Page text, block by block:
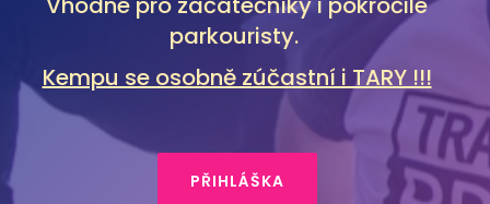
parkouristy.
Kempu se osobně zúčastní i TARY !!!
PŘIHLÁŠKA